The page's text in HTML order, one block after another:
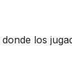
donde los